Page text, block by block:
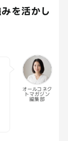
を活かし
オールコネク
トマガジン
編集部